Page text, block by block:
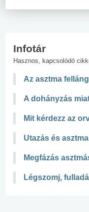
Infotár
Hasznos, kapcsolódó
Az asztma
A dohányzás
Mit kérdezz az
Utazás és asztma
Megfázás
Légszomj,